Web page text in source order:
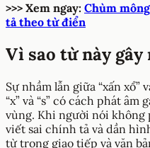
>>> Xem ngay: Chùm
tả theo từ điển
Vì sao từ này
Sự nhầm lẫn giữa “xấn xổ”
“x” và “s” có cách phát
vùng. Khi người nói không
viết sai chính tả và dần
từ trong giao tiếp và văn